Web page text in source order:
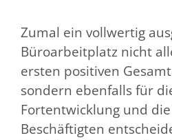
Zumal ein vollwertig
Büroarbeitplatz nicht
ersten positiven
sondern ebenfalls für
Fortentwicklung und
Beschäftigten